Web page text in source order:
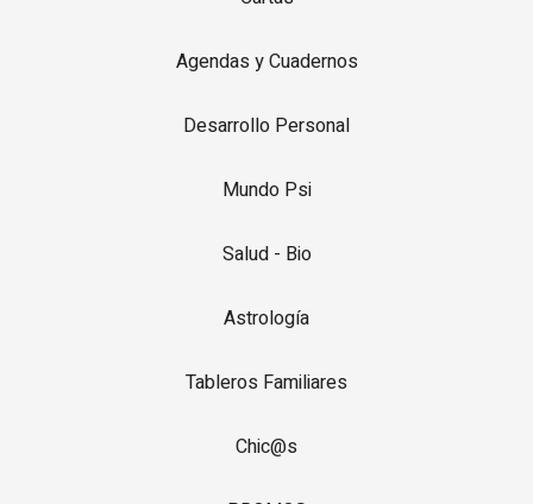
Agendas y Cuadernos
Desarrollo Personal
Mundo Psi
Salud - Bio
Astrología
Tableros Familiares
Chic@s